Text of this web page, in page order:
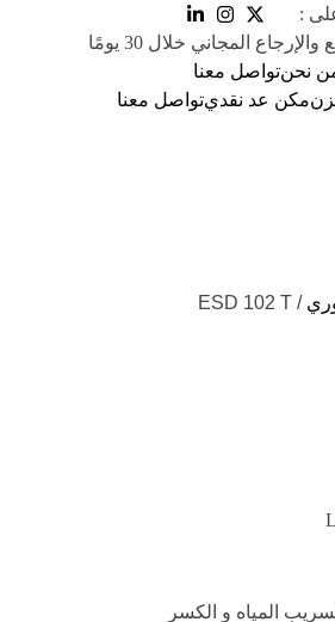
:
المجاني خلال 30 يومًا
نحنتواصل معنا
مكن عد نقديتواصل معنا
/ ESD 102 T
المياه و الكسر